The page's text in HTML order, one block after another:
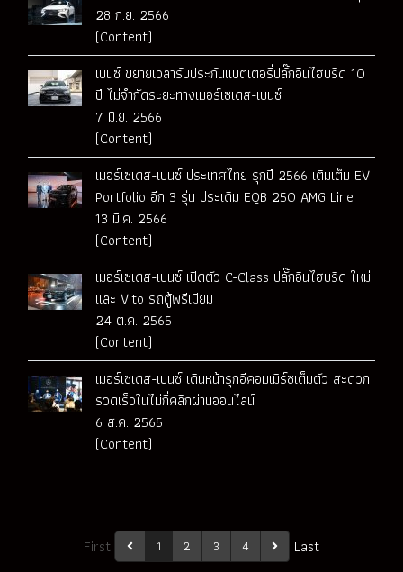
28 ก.ย. 2566
(Content)
เบนซ์ ขยายเวลารับประกันแบตเตอรี่ปลั๊กอินไฮบริด 10
ปี ไม่จำกัดระยะทางเมอร์เซเดส-เบนซ์
7 มิ.ย. 2566
(Content)
เมอร์เซเดส-เบนซ์ ประเทศไทย รุกปี 2566 เติมเต็ม EV
Portfolio อีก 3 รุ่น ประเดิม EQB 250 AMG Line
13 มี.ค. 2566
(Content)
เมอร์เซเดส-เบนซ์ เปิดตัว C-Class ปลั๊กอินไฮบริด ใหม่
และ Vito รถตู้พรีเมียม
24 ต.ค. 2565
(Content)
เมอร์เซเดส-เบนซ์ เดินหน้ารุกอีคอมเมิร์ซเต็มตัว สะดวก
รวดเร็วในไม่กี่คลิกผ่านออนไลน์
6 ส.ค. 2565
(Content)
First 1 2 3 4 Last